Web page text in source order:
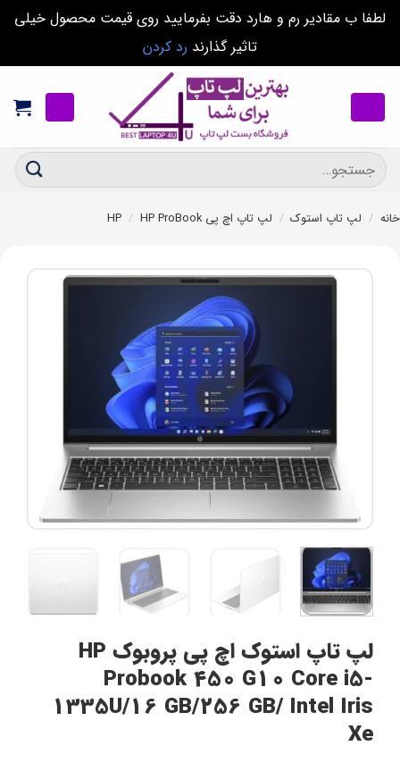
لطفا ب مقادیر رم و هارد دقت بفرمایید روی قیمت محصول خیلی
تاثیر گذارند رد کردن
content
جستجو
برای:
خانه / لپ تاپ استوک / لپ تاپ اچ پی HP / HP ProBook
لپ تاپ استوک اچ پی پروبوک HP
Probook 450 G10 Core i5-
1335U/16 GB/256 GB/ Intel Iris
Xe